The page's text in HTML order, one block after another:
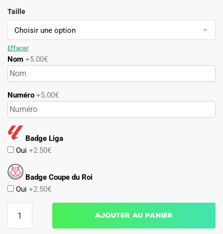
initial
était :
actuel
est :
Taille
Effacer
Nom +5.00€
Numéro +5.00€
Badge Liga
Oui +2.50€
Badge Coupe du Roi
Oui +2.50€
Ajouter au panier